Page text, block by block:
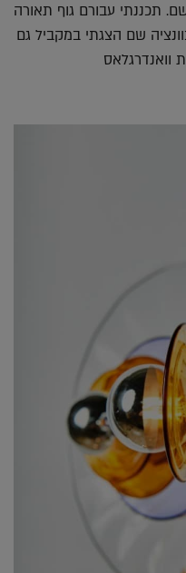
תכננתי עבורם גוף תאורה
שם הצגתי במקביל גם
וואנדרגלאס